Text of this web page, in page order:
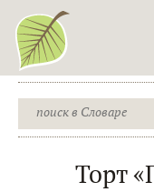
Торт